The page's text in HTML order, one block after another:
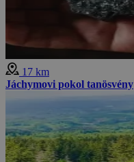
17 km
Jáchymovi pokol tanösvény